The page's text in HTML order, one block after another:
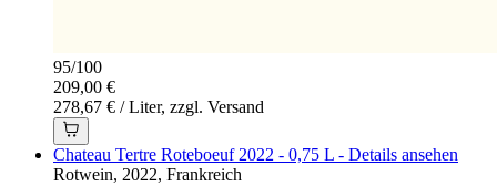
95/100
209,00 €
278,67 € / Liter, zzgl. Versand
Chateau Tertre Roteboeuf 2022 - 0,75 L - Details ansehen
Rotwein, 2022, Frankreich